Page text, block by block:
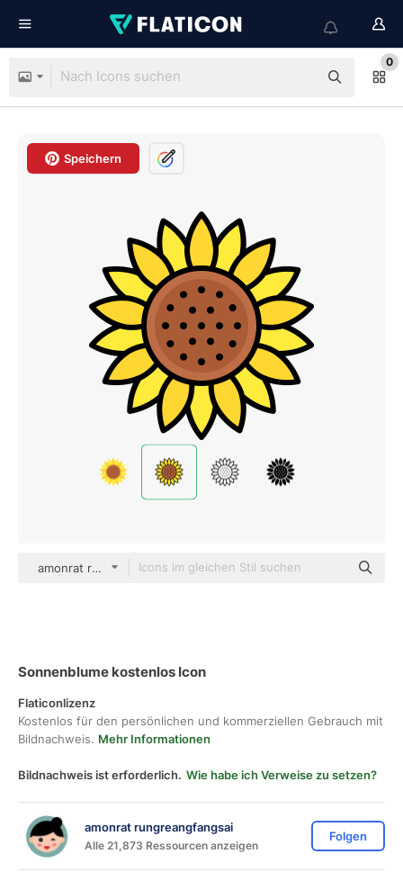
0
Speichern
amonrat rungreangfangsai Outline Color
Sonnenblume kostenlos Icon
Flaticonlizenz
Kostenlos für den persönlichen und kommerziellen Gebrauch mit
Bildnachweis. Mehr Informationen
Bildnachweis ist erforderlich. Wie habe ich Verweise zu setzen?
amonrat rungreangfangsai
Alle 21,873 Ressourcen anzeigen
Folgen